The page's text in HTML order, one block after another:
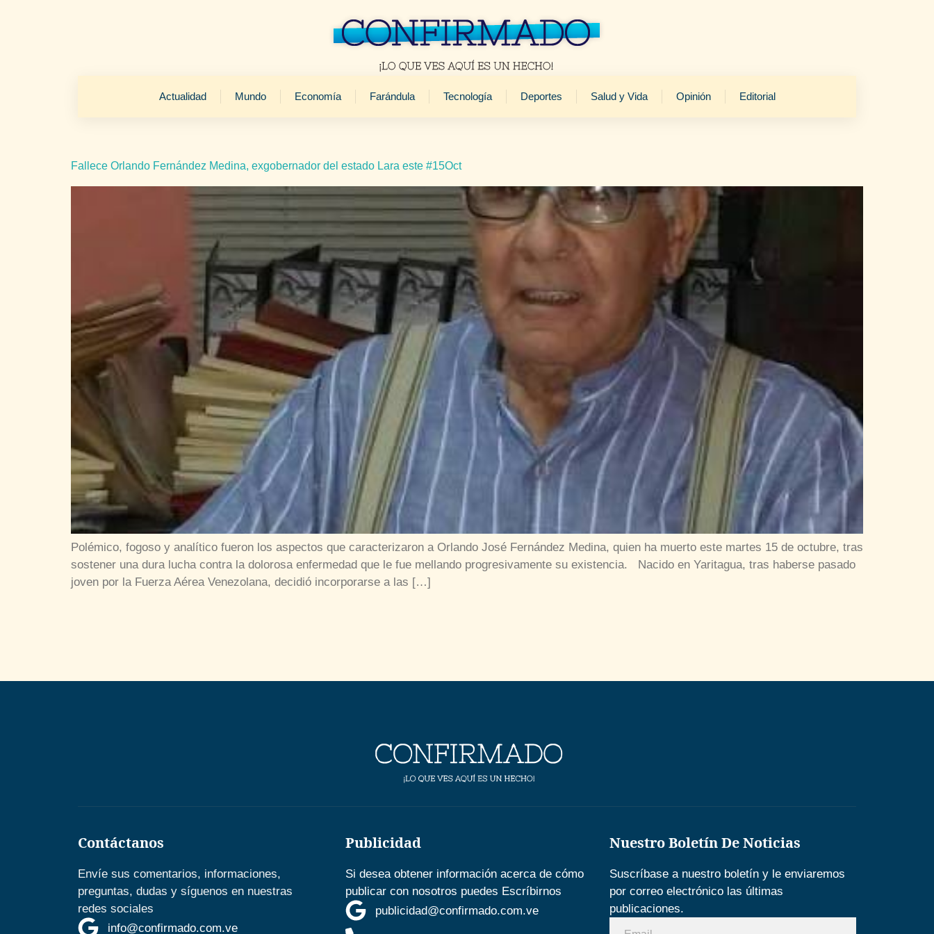
Actualidad Mundo Economía Farándula Tecnología Deportes Salud y Vida Opinión Editorial
Fallece Orlando Fernández Medina, exgobernador del estado Lara este #15Oct
Polémico, fogoso y analítico fueron los aspectos que caracterizaron a Orlando José Fernández Medina, quien ha muerto este martes 15 de octubre, tras
sostener una dura lucha contra la dolorosa enfermedad que le fue mellando progresivamente su existencia. Nacido en Yaritagua, tras haberse pasado
joven por la Fuerza Aérea Venezolana, decidió incorporarse a las […]
Contáctanos
Envíe sus comentarios, informaciones,
preguntas, dudas y síguenos en nuestras
redes sociales
info@confirmado.com.ve
Publicidad
Si desea obtener información acerca de cómo
publicar con nosotros puedes Escríbirnos
publicidad@confirmado.com.ve
Nuestro Boletín De Noticias
Suscríbase a nuestro boletín y le enviaremos
por correo electrónico las últimas
publicaciones.